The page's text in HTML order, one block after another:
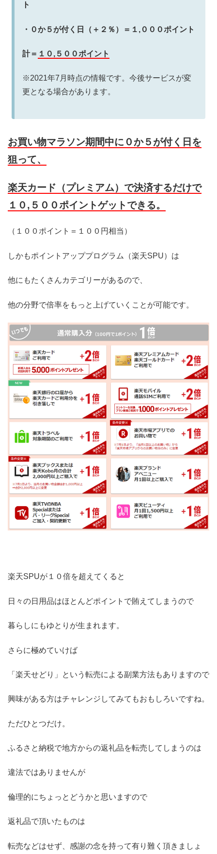
ト
・０か５が付く日（＋２％）＝１,０００ポイント
計＝ １０,５００ポイント
※2021年7月時点の情報です。今後サービスが変
更となる場合があります。
お買い物マラソン期間中に０か５が付く日を
狙って、
楽天カード（プレミアム）で決済するだけで
１０,５００ポイントゲットできる。
（１００ポイント＝１００円相当）
しかもポイントアッププログラム（楽天SPU）は
他にもたくさんカテゴリーがあるので、
他の分野で倍率をもっと上げていくことが可能です。
楽天SPUが１０倍を超えてくると
日々の日用品はほとんどポイントで賄えてしまうので
暮らしにもゆとりが生まれます。
さらに極めていけば
「楽天せどり」という転売による副業方法もありますので
興味がある方はチャレンジしてみてもおもしろいですね。
ただひとつだけ。
ふるさと納税で地方からの返礼品を転売してしまうのは
違法ではありませんが
倫理的にちょっとどうかと思いますので
返礼品で頂いたものは
転売などはせず、感謝の念を持って有り難く頂きましょ